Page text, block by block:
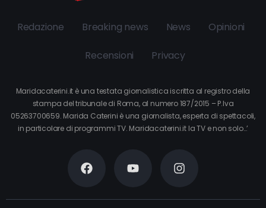
Redazione Breaking news News Opinioni
Recensioni Privacy
Maridacaterini.it è una testata giornalistica iscritta al registro della
stampa del tribunale di Roma, al numero 187/2015 – P.Iva
05263700659. Marida Caterini è una giornalista, esperta di spettacoli,
in particolare di programmi TV. Maridacaterini.it la TV e non solo…’